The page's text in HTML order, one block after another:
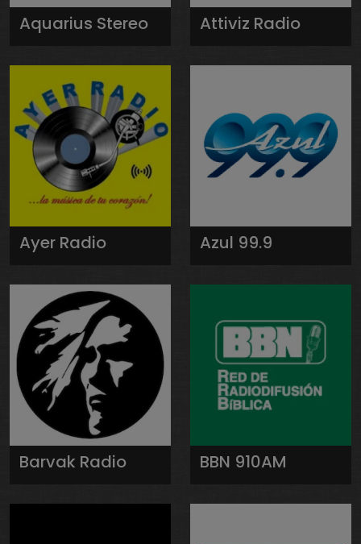
Aquarius Stereo Attiviz Radio
Ayer Radio Azul 99.9
Barvak Radio BBN 910AM